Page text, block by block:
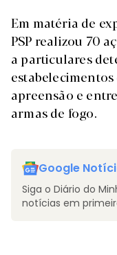
Em matéria de
PSP realizou 70
a particulares
apreensão e
armas de fogo.
Google
Siga o Diário do
notícias em